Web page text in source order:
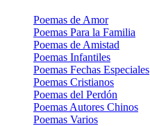
Poemas de Amor
Poemas Para la Familia
Poemas de Amistad
Poemas Infantiles
Poemas Fechas Especiales
Poemas Cristianos
Poemas del Perdón
Poemas Autores Chinos
Poemas Varios